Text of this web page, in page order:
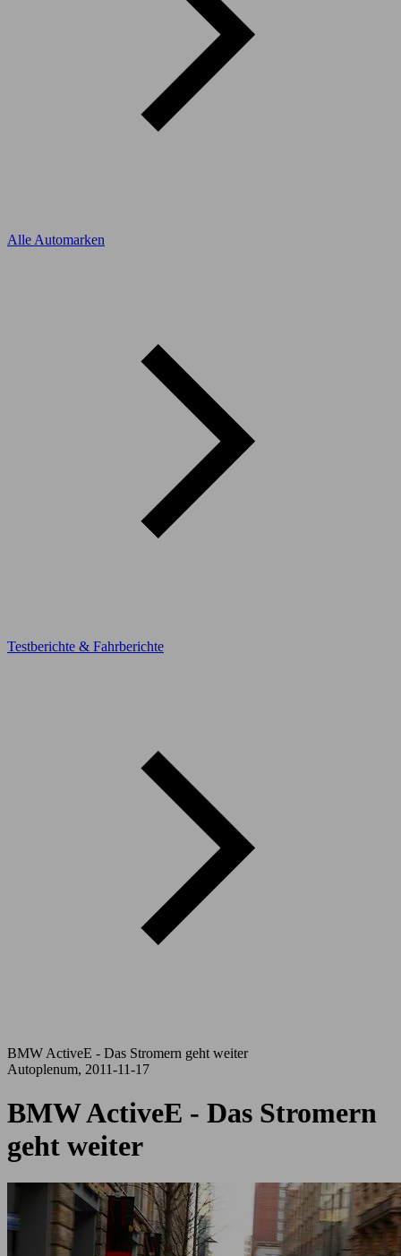
Alle Automarken
Testberichte & Fahrberichte
BMW ActiveE - Das Stromern geht weiter
Autoplenum, 2011-11-17
BMW ActiveE - Das Stromern
geht weiter